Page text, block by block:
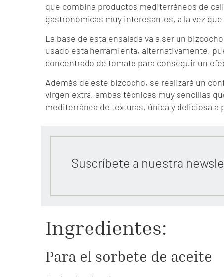
que combina productos mediterráneos de
gastronómicas muy interesantes, a la vez
La base de esta ensalada va a ser un
usado esta herramienta, alternativamente,
concentrado de tomate para conseguir un
Además de este bizcocho, se realizará un
virgen extra, ambas técnicas muy sencillas
mediterránea de texturas, única y deliciosa a
Suscríbete a nuestra
Ingredientes:
Para el sorbete de aceite